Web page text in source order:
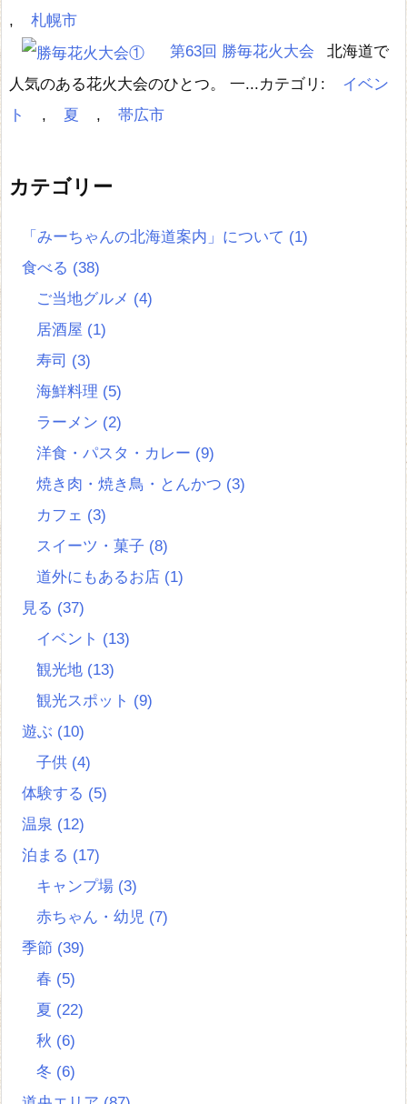
,
札幌市
第63回 勝毎花火大会
北海道で
人気のある花火大会のひとつ。 一...カテゴリ:
イベン
ト
, 夏 , 帯広市
カテゴリー
「みーちゃんの北海道案内」について (1)
食べる (38)
ご当地グルメ (4)
居酒屋 (1)
寿司 (3)
海鮮料理 (5)
ラーメン (2)
洋食・パスタ・カレー (9)
焼き肉・焼き鳥・とんかつ (3)
カフェ (3)
スイーツ・菓子 (8)
道外にもあるお店 (1)
見る (37)
イベント (13)
観光地 (13)
観光スポット (9)
遊ぶ (10)
子供 (4)
体験する (5)
温泉 (12)
泊まる (17)
キャンプ場 (3)
赤ちゃん・幼児 (7)
季節 (39)
春 (5)
夏 (22)
秋 (6)
冬 (6)